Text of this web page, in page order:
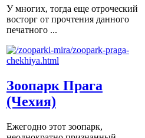
У многих, тогда еще отроческий
восторг от прочтения данного
печатного ...
Зоопарк Прага
(Чехия)
Ежегодно этот зоопарк,